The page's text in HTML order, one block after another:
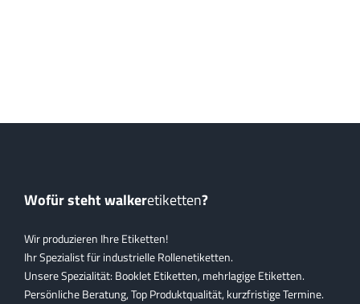
Wofür steht walkeretiketten?
Wir produzieren Ihre Etiketten!
Ihr Spezialist für industrielle Rollenetiketten.
Unsere Spezialität: Booklet Etiketten, mehrlagige Etiketten.
Persönliche Beratung, Top Produktqualität, kurzfristige Termine.